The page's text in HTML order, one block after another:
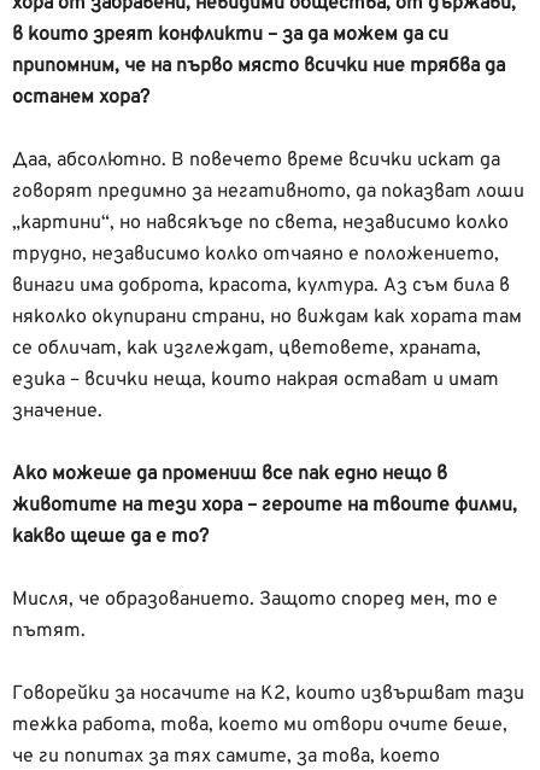
в които зреят конфликти – за да можем да си
припомним, че на първо място всички ние трябва да
останем хора?
Даа, абсолютно. В повечето време всички искат да
говорят предимно за негативното, да показват лоши
„картини“, но навсякъде по света, независимо колко
трудно, независимо колко отчаяно е положението,
винаги има доброта, красота, култура. Аз съм била в
няколко окупирани страни, но виждам как хората там
се обличат, как изглеждат, цветовете, храната,
езика – всички неща, които накрая остават и имат
значение.
Ако можеше да промениш все пак едно нещо в
животите на тези хора – героите на твоите филми,
какво щеше да е то?
Мисля, че образованието. Защото според мен, то е
пътят.
Говорейки за носачите на К2, които извършват тази
тежка работа, това, което ми отвори очите беше,
че ги попитах за тях самите, за това, което